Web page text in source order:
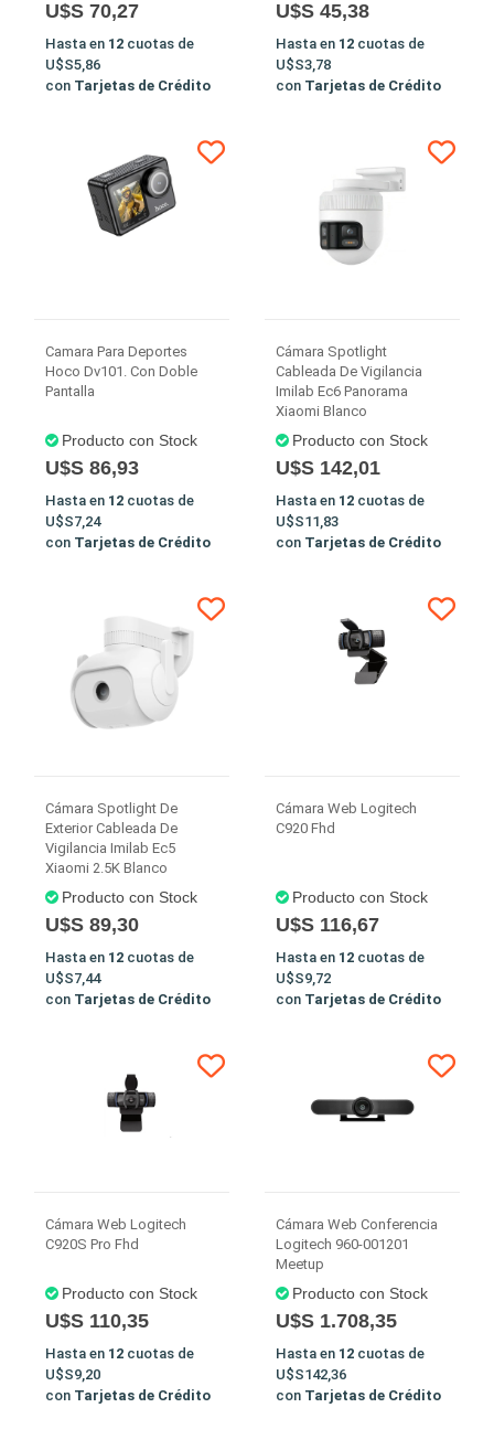
U$S 70,27
Hasta en 12 cuotas de
U$S5,86
con Tarjetas de Crédito
U$S 45,38
Hasta en 12 cuotas de
U$S3,78
con Tarjetas de Crédito
Camara Para Deportes
Hoco Dv101. Con Doble
Pantalla
Producto con Stock
U$S 86,93
Hasta en 12 cuotas de
U$S7,24
con Tarjetas de Crédito
Cámara Spotlight
Cableada De Vigilancia
Imilab Ec6 Panorama
Xiaomi Blanco
Producto con Stock
U$S 142,01
Hasta en 12 cuotas de
U$S11,83
con Tarjetas de Crédito
Cámara Spotlight De
Exterior Cableada De
Vigilancia Imilab Ec5
Xiaomi 2.5K Blanco
Producto con Stock
U$S 89,30
Hasta en 12 cuotas de
U$S7,44
con Tarjetas de Crédito
Cámara Web Logitech
C920 Fhd
Producto con Stock
U$S 116,67
Hasta en 12 cuotas de
U$S9,72
con Tarjetas de Crédito
Cámara Web Logitech
C920S Pro Fhd
Producto con Stock
U$S 110,35
Hasta en 12 cuotas de
U$S9,20
con Tarjetas de Crédito
Cámara Web Conferencia
Logitech 960-001201
Meetup
Producto con Stock
U$S 1.708,35
Hasta en 12 cuotas de
U$S142,36
con Tarjetas de Crédito